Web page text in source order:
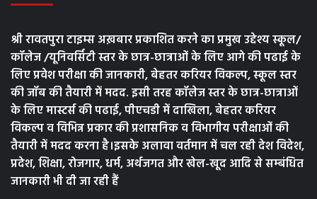
श्री रावतपुरा टाइम्स अख़बार प्रकाशित करने का प्रमुख उद्देश्य स्कूल/
कॉलेज /यूनिवर्सिटी स्तर के छात्र-छात्राओं के लिए आगे की पढाई के
लिए प्रवेश परीक्षा की जानकारी, बेहतर करियर विकल्प, स्कूल स्तर
की जॉब की तैयारी में मदद. इसी तरह कॉलेज स्तर के छात्र-छात्राओं
के लिए मास्टर्स की पढाई, पीएचडी में दाखिला, बेहतर करियर
विकल्प व विभिन्न प्रकार की प्रशासनिक व विभागीय परीक्षाओं की
तैयारी में मदद करना है।इसके अलावा वर्तमान में चल रही देश विदेश,
प्रदेश, शिक्षा, रोजगार, धर्म, अर्थजगत और खेल-खूद आदि से सम्बंधित
जानकारी भी दी जा रही हैं